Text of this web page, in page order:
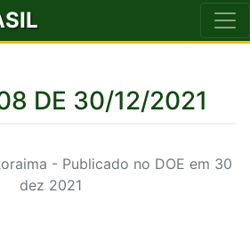
DE 30/12/2021
- Publicado no DOE em 30
dez 2021